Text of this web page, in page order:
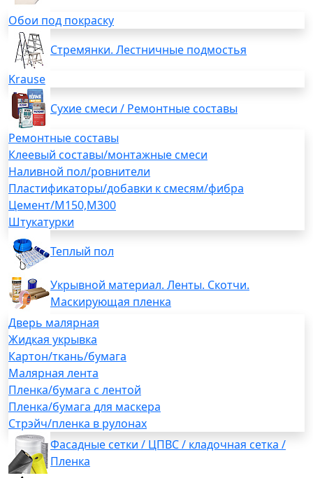
Обои под покраску
Стремянки. Лестничные подмостья
Krause
Сухие смеси / Ремонтные составы
Ремонтные составы
Клеевый составы/монтажные смеси
Наливной пол/ровнители
Пластификаторы/добавки к смесям/фибра
Цемент/М150,М300
Штукатурки
Теплый пол
Укрывной материал. Ленты. Скотчи.
Маскирующая пленка
Дверь малярная
Жидкая укрывка
Картон/ткань/бумага
Малярная лента
Пленка/бумага с лентой
Пленка/бумага для маскера
Стрэйч/пленка в рулонах
Фасадные сетки / ЦПВС / кладочная сетка /
Пленка